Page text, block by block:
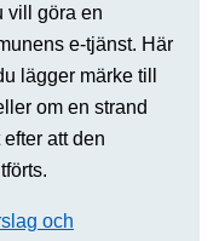
vill göra en
e-tjänst. Här
lägger märke till
om en strand
att den
och